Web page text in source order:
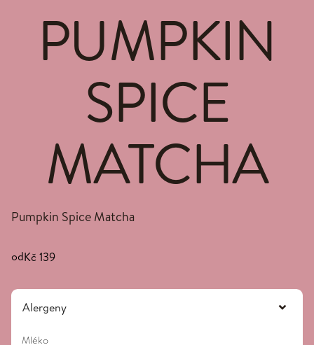
PUMPKIN
SPICE
MATCHA
Pumpkin Spice Matcha
odKč 139
Alergeny
Mléko